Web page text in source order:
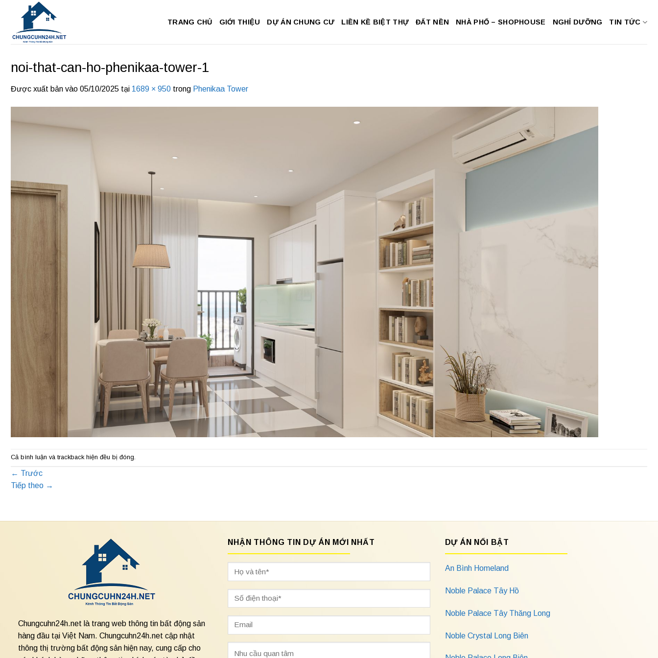
dung
TRANG CHỦ GIỚI THIỆU DỰ ÁN CHUNG CƯ LIỀN KỀ BIỆT THỰ ĐẤT NỀN NHÀ PHỐ – SHOPHOUSE NGHỈ DƯỠNG TIN TỨC
noi-that-can-ho-phenikaa-tower-1
Được xuất bản vào 05/10/2025 tại 1689 × 950 trong Phenikaa Tower
Cả bình luận và trackback hiện đều bị đóng.
← Trước
Tiếp theo →
Chungcuhn24h.net là trang web thông tin bất động sản
hàng đầu tại Việt Nam. Chungcuhn24h.net cập nhật
thông thị trường bất động sản hiện nay, cung cấp cho
NHẬN THÔNG TIN DỰ ÁN MỚI NHẤT DỰ ÁN NỔI BẬT
An Bình Homeland
Noble Palace Tây Hồ
Noble Palace Tây Thăng Long
Noble Crystal Long Biên